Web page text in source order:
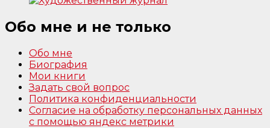
Обо мне и не только
Обо мне
Биография
Мои книги
Задать свой вопрос
Политика конфиденциальности
Согласие на обработку персональных данных
с помощью яндекс метрики